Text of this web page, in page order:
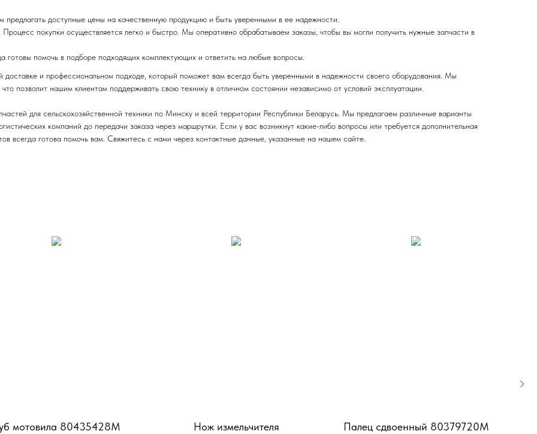
предлагать доступные цены на качественную продукцию и быть уверенными в ее надежности.
покупки осуществляется легко и быстро. Мы оперативно обрабатываем заказы, чтобы вы могли получить нужные запчасти в
готовы помочь в подборе подходящих комплектующих и ответить на любые вопросы.
и профессиональном подходе, который поможет вам всегда быть уверенными в надежности своего оборудования. Мы
позволит нашим клиентам поддерживать свою технику в отличном состоянии независимо от условий эксплуатации.
для сельскохозяйственной техники по Минску и всей территории Республики Беларусь. Мы предлагаем различные варианты
компаний до передачи заказа через маршрутки. Если у вас возникнут какие-либо вопросы или требуется дополнительная
всегда готова помочь вам. Свяжитесь с нами через контактные данные, указанные на нашем сайте.
мотовила 80435428M
Нож измельчителя
Палец сдвоенный 80379720M